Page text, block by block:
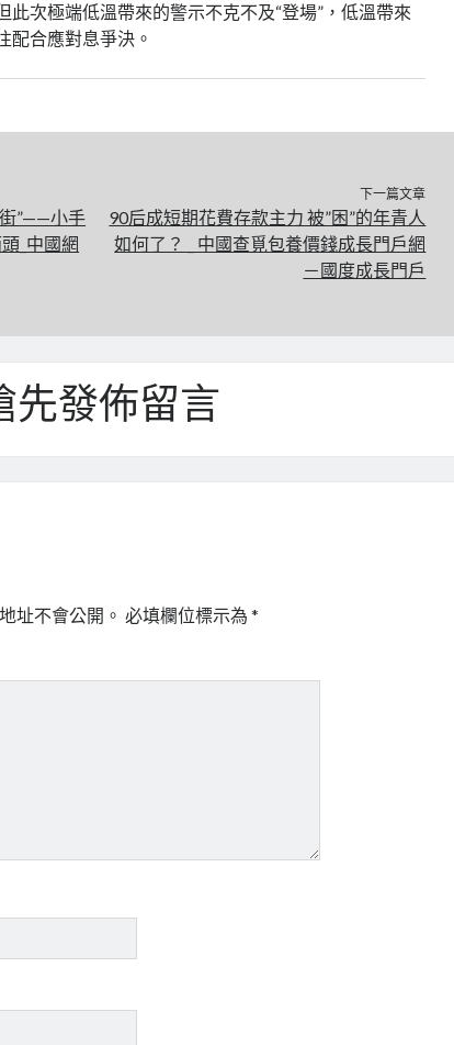
此次極端低溫帶來的警示不克不及“登場”，低溫帶來
配合應對息爭決。
”——小手
_中國網
下一篇文章
90后成短期花費存款主力 被”困”的年青人
如何了？ _ 中國查覓包養價錢成長門戶網
－國度成長門戶
先發佈留言
址不會公開。 必填欄位標示為*